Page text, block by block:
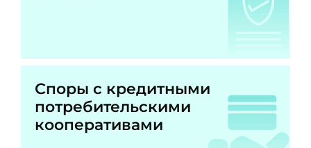
Споры с кредитными
потребительскими
кооперативами